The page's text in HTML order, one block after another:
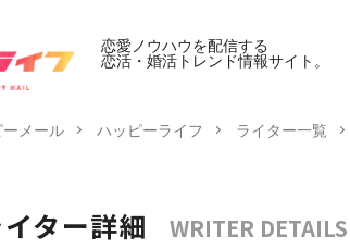
恋愛ノウハウを配信する
恋活・婚活トレンド情報サイト。
メール ハッピーライフ ライター一覧
ター詳細 WRITER DETAILS